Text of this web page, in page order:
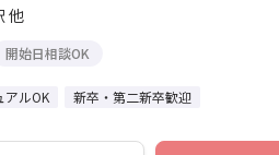
他
開始日相談OK
アルOK 新卒・第二新卒歓迎